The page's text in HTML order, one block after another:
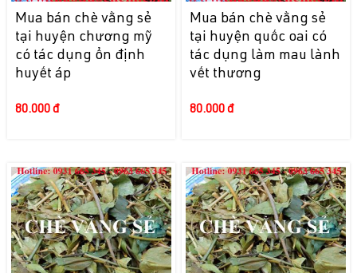
Mua bán chè vằng sẻ
tại huyện chương mỹ
có tác dụng ổn định
huyết áp
80.000 đ
Mua bán chè vằng sẻ
tại huyện quốc oai có
tác dụng làm mau lành
vết thương
80.000 đ